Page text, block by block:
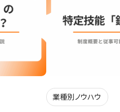
業種別ノウハウ